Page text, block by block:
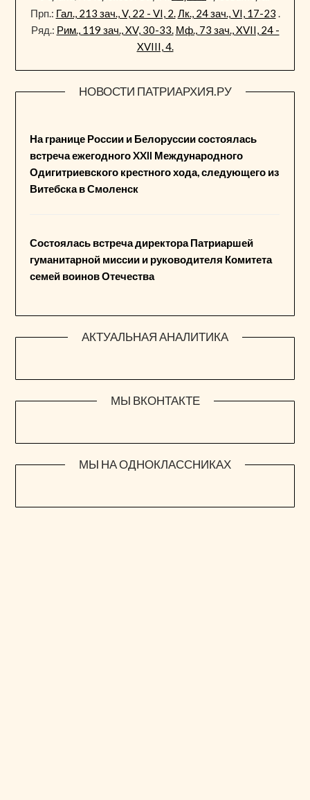
Прп.: Гал., 213 зач., V, 22 - VI, 2.Лк., 24 зач., VI, 17-23 .
Ряд.: Рим., 119 зач., XV, 30-33. Мф., 73 зач., XVII, 24 -
XVIII, 4.
НОВОСТИ ПАТРИАРХИЯ.РУ
На границе России и Белоруссии состоялась
встреча ежегодного XXII Международного
Одигитриевского крестного хода, следующего из
Витебска в Смоленск
Состоялась встреча директора Патриаршей
гуманитарной миссии и руководителя Комитета
семей воинов Отечества
АКТУАЛЬНАЯ АНАЛИТИКА
МЫ ВКОНТАКТЕ
МЫ НА ОДНОКЛАССНИКАХ